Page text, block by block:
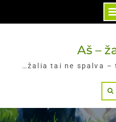
Aš –
…žalia tai ne spalva –